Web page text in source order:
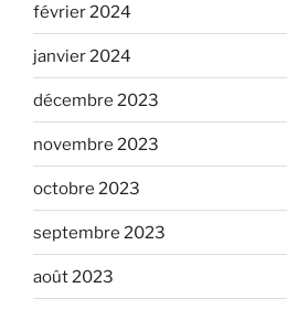
février 2024
janvier 2024
décembre 2023
novembre 2023
octobre 2023
septembre 2023
août 2023